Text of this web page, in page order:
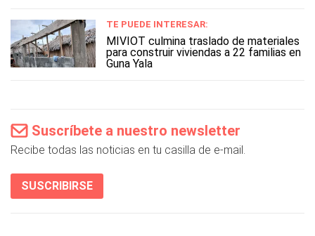
TE PUEDE INTERESAR:
MIVIOT culmina traslado de materiales
para construir viviendas a 22 familias en
Guna Yala
Suscríbete a nuestro newsletter
Recibe todas las noticias en tu casilla de e-mail.
SUSCRIBIRSE